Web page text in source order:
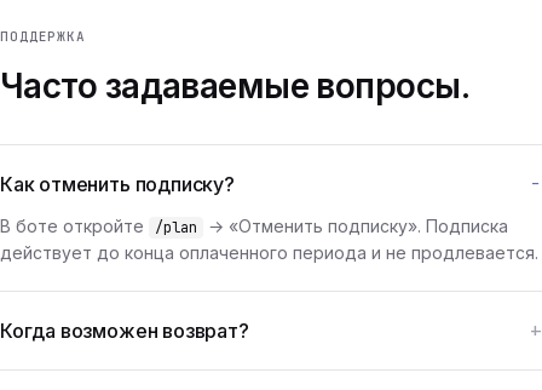
ПОДДЕРЖКА
Часто задаваемые вопросы.
Как отменить подписку?
В боте откройте /plan
→ «Отменить подписку». Подписка
действует до конца оплаченного периода и не продлевается.
Когда возможен возврат?